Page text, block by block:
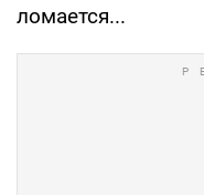
ломается...